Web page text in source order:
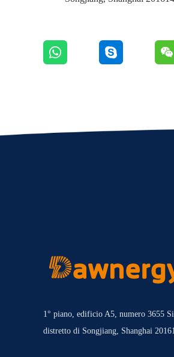
1° piano, edificio A5, numero 3655
distretto di Songjiang, Shanghai